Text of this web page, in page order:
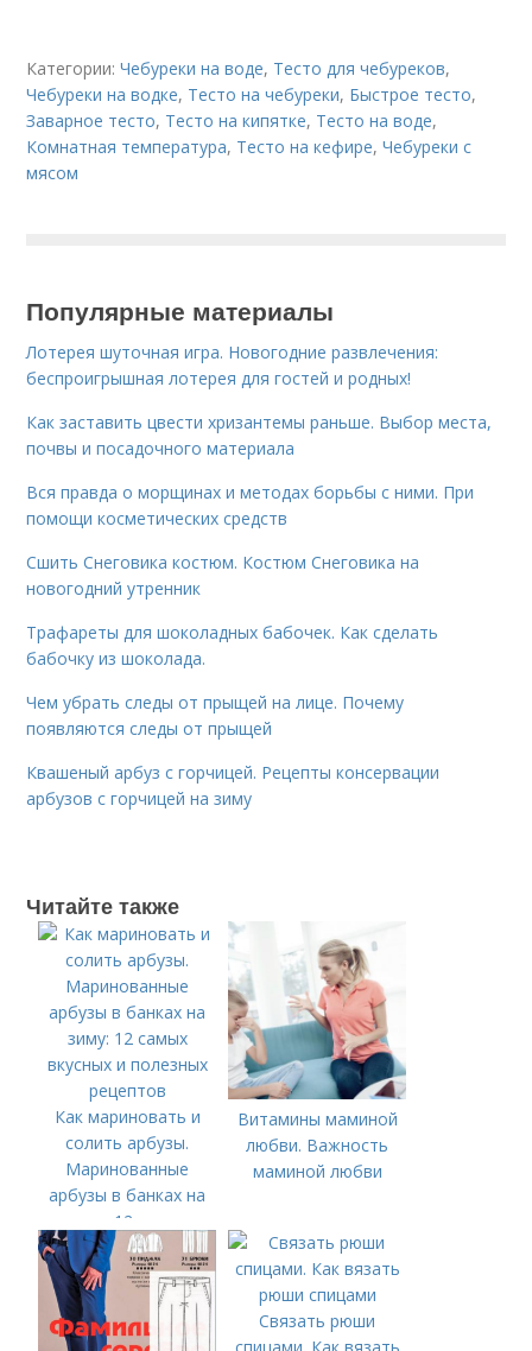
Категории:Чебуреки на воде, Тесто для чебуреков,
Чебуреки на водке, Тесто на чебуреки, Быстрое тесто,
Заварное тесто, Тесто на кипятке, Тесто на воде,
Комнатная температура, Тесто на кефире,Чебуреки с
мясом
Популярные материалы
Лотерея шуточная игра. Новогодние развлечения:
беспроигрышная лотерея для гостей и родных!
Как заставить цвести хризантемы раньше. Выбор места,
почвы и посадочного материала
Вся правда о морщинах и методах борьбы с ними. При
помощи косметических средств
Сшить Снеговика костюм. Костюм Снеговика на
новогодний утренник
Трафареты для шоколадных бабочек. Как сделать
бабочку из шоколада.
Чем убрать следы от прыщей на лице. Почему
появляются следы от прыщей
Квашеный арбуз с горчицей. Рецепты консервации
арбузов с горчицей на зиму
Читайте также
Как мариновать и
солить арбузы.
Маринованные
арбузы в банках на
зиму: 12 самых
вкусных и полезных
рецептов
Витамины маминой
любви. Важность
маминой любви
Связать рюши